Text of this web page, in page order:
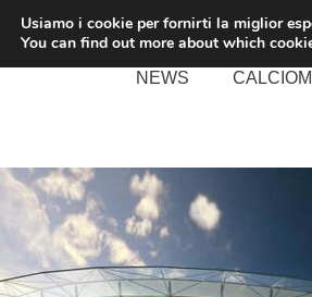
NEWS
Usiamo i cookie per fornirti la miglior
You can find out more about which